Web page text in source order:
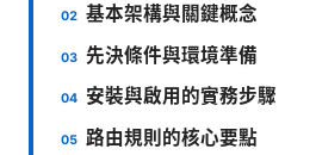
基本架構與關鍵概念
先決條件與環境準備
安裝與啟用的實務步驟
路由規則的核心要點